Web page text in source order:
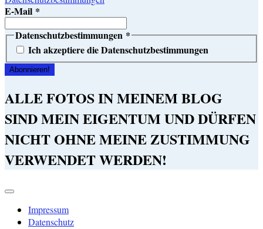
E-Mail *
Datenschutzbestimmungen *
Ich akzeptiere die Datenschutzbestimmungen
ALLE FOTOS IN MEINEM BLOG
SIND MEIN EIGENTUM UND DÜRFEN
NICHT OHNE MEINE ZUSTIMMUNG
VERWENDET WERDEN!
Impressum
Datenschutz